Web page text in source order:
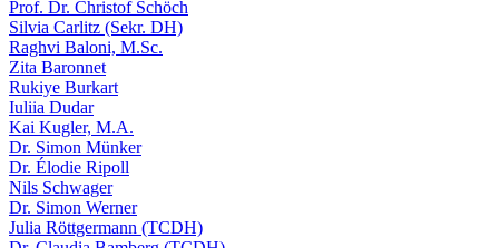
Prof. Dr. Christof Schöch
Silvia Carlitz (Sekr. DH)
Raghvi Baloni, M.Sc.
Zita Baronnet
Rukiye Burkart
Iuliia Dudar
Kai Kugler, M.A.
Dr. Simon Münker
Dr. Élodie Ripoll
Nils Schwager
Dr. Simon Werner
Julia Röttgermann (TCDH)